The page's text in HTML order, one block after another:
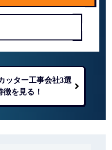
ッター工事会社3選
を見る！